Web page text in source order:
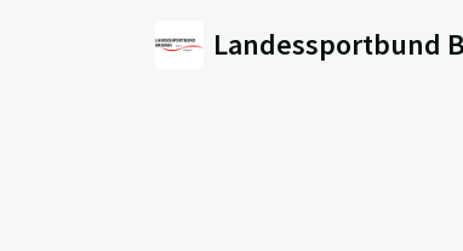
Landessportbund